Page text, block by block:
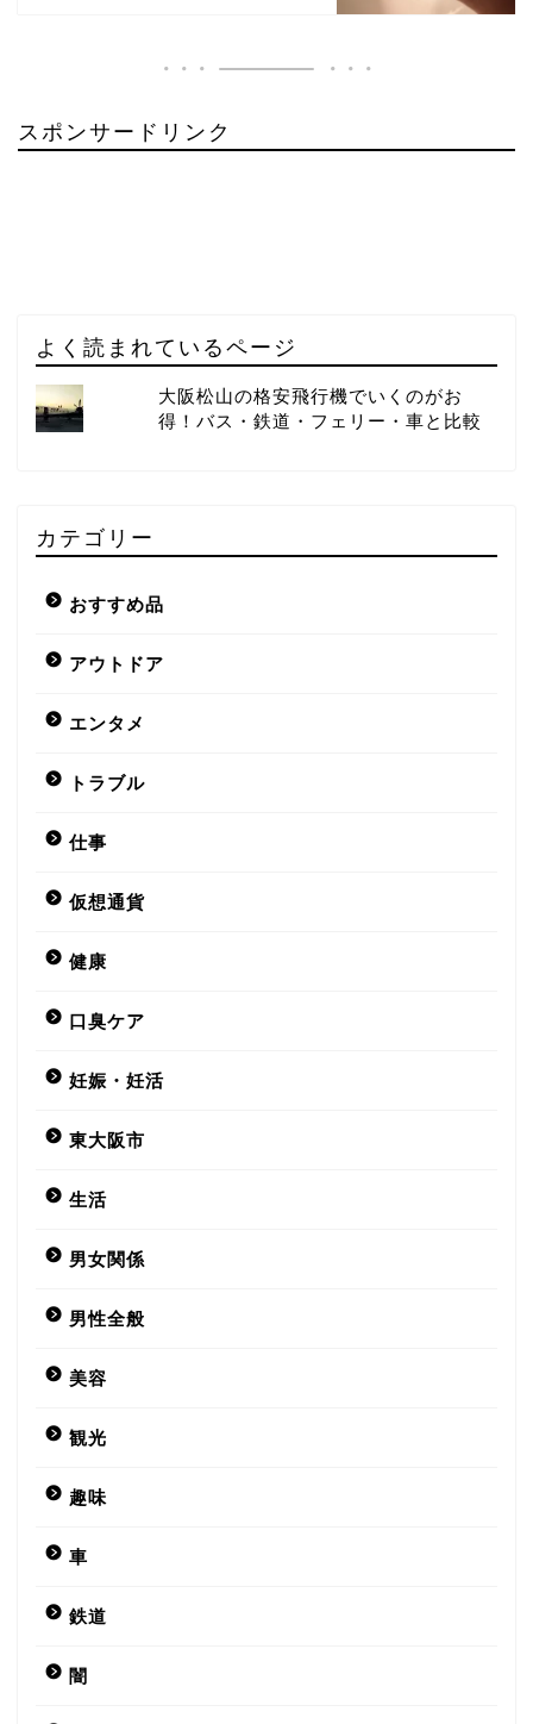
スポンサードリンク
よく読まれているページ
大阪松山の格安飛行機でいくのがお
得！バス・鉄道・フェリー・車と比較
カテゴリー
おすすめ品
アウトドア
エンタメ
トラブル
仕事
仮想通貨
健康
口臭ケア
妊娠・妊活
東大阪市
生活
男女関係
男性全般
美容
観光
趣味
車
鉄道
闇